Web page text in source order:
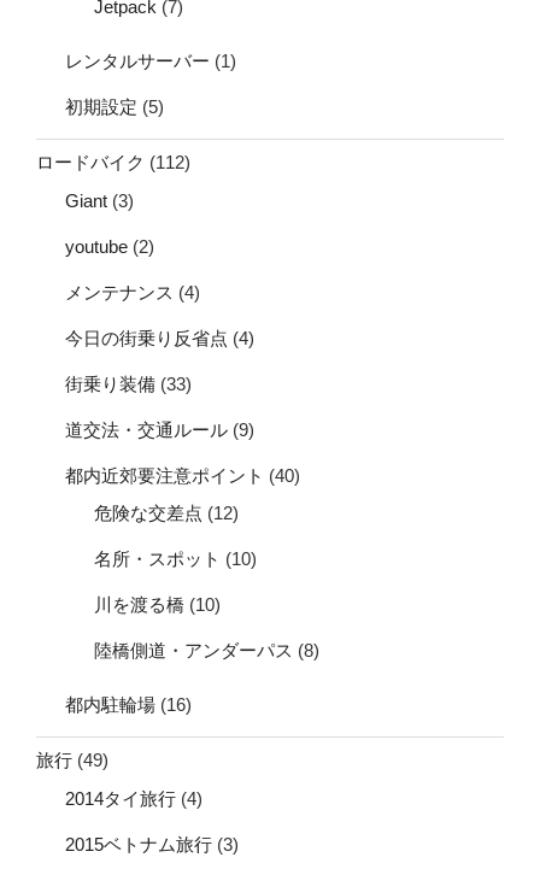
Jetpack (7)
レンタルサーバー (1)
初期設定 (5)
ロードバイク (112)
Giant (3)
youtube (2)
メンテナンス (4)
今日の街乗り反省点 (4)
街乗り装備 (33)
道交法・交通ルール (9)
都内近郊要注意ポイント (40)
危険な交差点 (12)
名所・スポット (10)
川を渡る橋 (10)
陸橋側道・アンダーパス (8)
都内駐輪場 (16)
旅行 (49)
2014タイ旅行 (4)
2015ベトナム旅行 (3)